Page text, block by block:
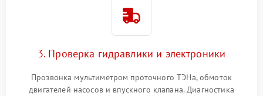
3. Проверка гидравлики и электроники
Прозвонка мультиметром проточного ТЭНа, обмоток
двигателей насосов и впускного клапана. Диагностика